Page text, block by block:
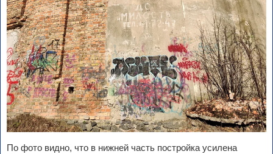
По фото видно, что в нижней часть постройка усилена